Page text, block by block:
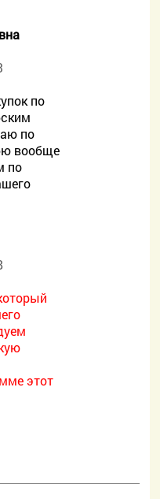
по
по
вообще
по
этот